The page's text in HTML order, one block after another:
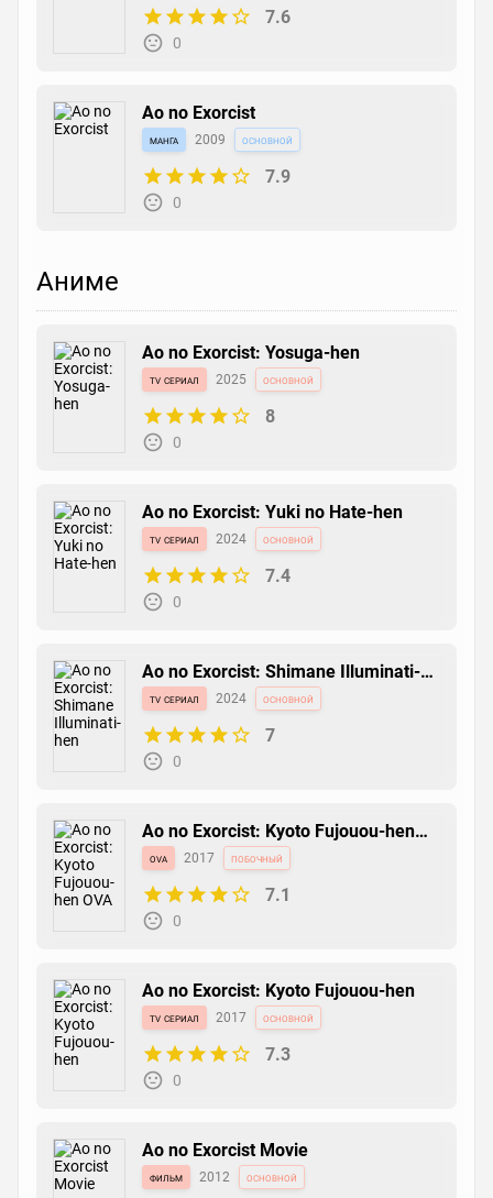
7.6
0
Ao no Exorcist
манга 2009 основной
7.9
0
Аниме
Ao no Exorcist: Yosuga-hen
tv сериал 2025 основной
8
0
Ao no Exorcist: Yuki no Hate-hen
tv сериал 2024 основной
7.4
0
Ao no Exorcist: Shimane Illuminati-
hen
tv сериал 2024 основной
7
0
Ao no Exorcist: Kyoto Fujouou-hen
OVA
ova 2017 побочный
7.1
0
Ao no Exorcist: Kyoto Fujouou-hen
tv сериал 2017 основной
7.3
0
Ao no Exorcist Movie
фильм 2012 основной